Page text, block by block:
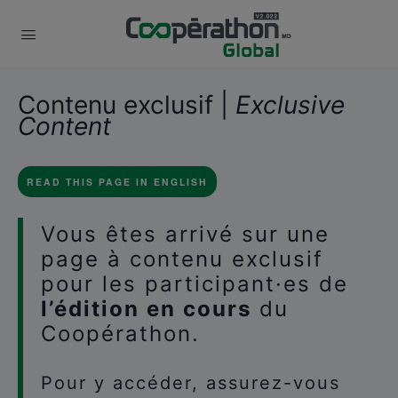
Contenu exclusif | Exclusive
Content
READ THIS PAGE IN ENGLISH
Vous êtes arrivé sur une
page à contenu exclusif
pour les participant·es de
l’édition en cours du
Coopérathon.
Pour y accéder, assurez-vous